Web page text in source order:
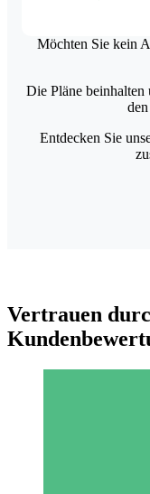
Möchten Sie kein
Die Pläne beinhalten
Entdecken Sie
Vertrauen